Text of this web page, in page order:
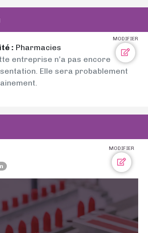
MODIFIER
: Pharmacies
entreprise n’a pas encore
Elle sera probablement
MODIFIER